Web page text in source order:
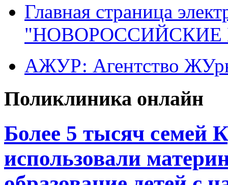
Главная страница
"НОВОРОССИЙСКИЕ
АЖУР: Агентство
Поликлиника онлайн
Более 5 тысяч семей
использовали